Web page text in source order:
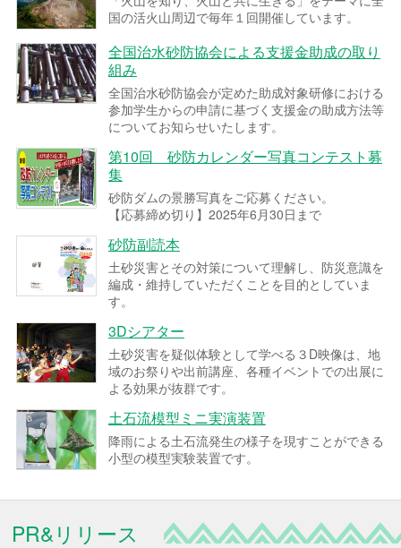
国の活火山周辺で毎年１回開催しています。
全国治水砂防協会による支援金助成の取り
組み
全国治水砂防協会が定めた助成対象研修における
参加学生からの申請に基づく支援金の助成方法等
についてお知らせいたします。
第10回 砂防カレンダー写真コンテスト募
集
砂防ダムの景勝写真をご応募ください。
【応募締め切り】2025年6月30日まで
砂防副読本
土砂災害とその対策について理解し、防災意識を
編成・維持していただくことを目的としていま
す。
3Dシアター
土砂災害を疑似体験として学べる３D映像は、地
域のお祭りや出前講座、各種イベントでの出展に
よる効果が抜群です。
土石流模型ミニ実演装置
降雨による土石流発生の様子を現すことができる
小型の模型実験装置です。
PR&リリース